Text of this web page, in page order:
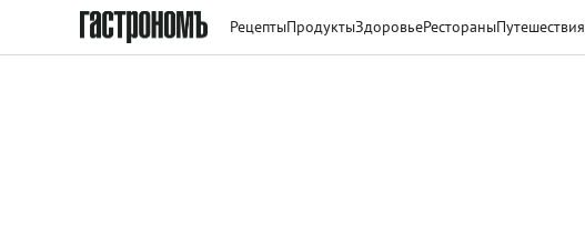
РецептыПродуктыЗдоровьеРестораныПутешествия